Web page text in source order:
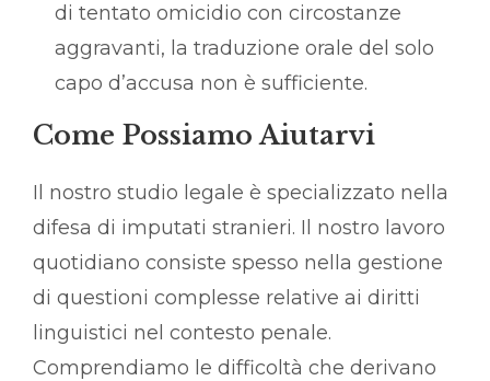
di tentato omicidio con circostanze
aggravanti, la traduzione orale del solo
capo d’accusa non è sufficiente.
Come Possiamo Aiutarvi
Il nostro studio legale è specializzato nella
difesa di imputati stranieri. Il nostro lavoro
quotidiano consiste spesso nella gestione
di questioni complesse relative ai diritti
linguistici nel contesto penale.
Comprendiamo le difficoltà che derivano